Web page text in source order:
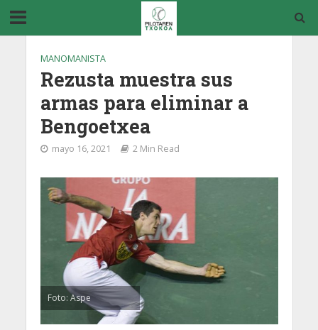
MANOMANISTA
Rezusta muestra sus
armas para eliminar a
Bengoetxea
mayo 16, 2021 2 Min Read
Foto: Aspe